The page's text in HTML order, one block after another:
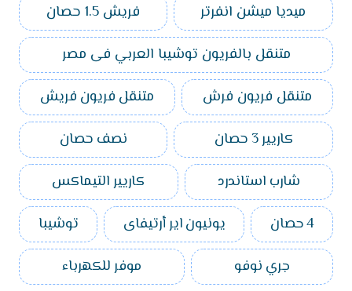
ميديا ميشن انفرتر
فريش 1.5 حصان
متنقل بالفريون توشيبا العربي فى مصر
متنقل فريون فرش
متنقل فريون فريش
كاريير 3 حصان
نصف حصان
شارب استاندرد
كاريير التيماكس
4 حصان
يونيون اير أرتيفاى
توشيبا
جري نوفو
موفر للكهرباء